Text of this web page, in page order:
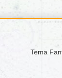
Tema